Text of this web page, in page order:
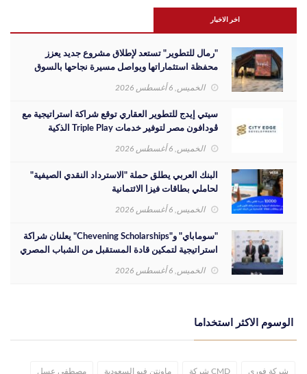
اخر الاخبار
"رمال للتطوير" تستعد لإطلاق مشروع جديد يعزز
محفظة استثماراتها ويواصل مسيرة نجاحها بالسوق
الخميس, 6 أغسطس 2026
سيتي إيدج للتطوير العقاري توقع شراكة استراتيجية مع
ڤودافون مصر لتوفير خدمات Triple Play الذكية
بمشروع داون تاون بمدينة العلمين الجديدة
الخميس, 6 أغسطس 2026
البنك العربي يطلق حملة "الاسترداد النقدي الصيفية"
لحاملي بطاقات فيزا الائتمانية
الخميس, 6 أغسطس 2026
"سوماباي" و"Chevening Scholarships" يعلنان شراكة
استراتيجية لتمكين قادة المستقبل من الشباب المصري
الخميس, 6 أغسطس 2026
الوسوم الاكثر استخداما
شركة فوري CMD شركة ماونتن فيو السعودية مصطفى عسل